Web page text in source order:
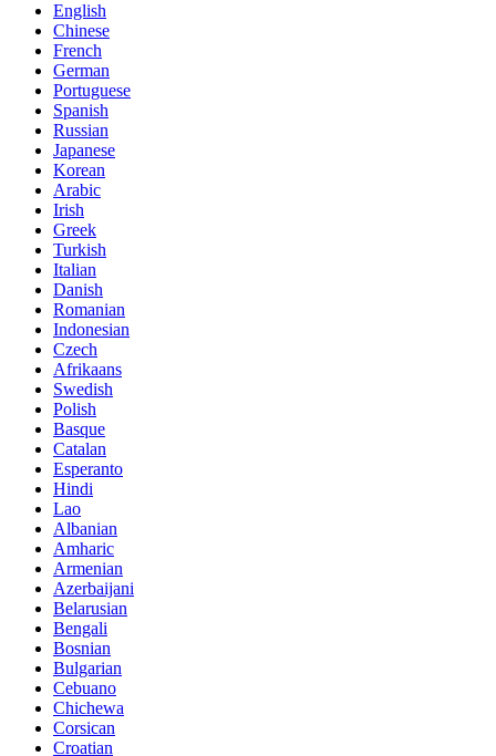
English
Chinese
French
German
Portuguese
Spanish
Russian
Japanese
Korean
Arabic
Irish
Greek
Turkish
Italian
Danish
Romanian
Indonesian
Czech
Afrikaans
Swedish
Polish
Basque
Catalan
Esperanto
Hindi
Lao
Albanian
Amharic
Armenian
Azerbaijani
Belarusian
Bengali
Bosnian
Bulgarian
Cebuano
Chichewa
Corsican
Croatian